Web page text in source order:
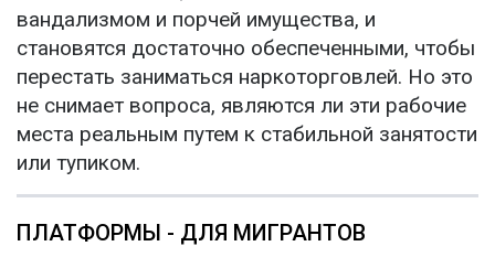
вандализмом и порчей имущества, и
становятся достаточно обеспеченными, чтобы
перестать заниматься наркоторговлей. Но это
не снимает вопроса, являются ли эти рабочие
места реальным путем к стабильной занятости
или тупиком.
ПЛАТФОРМЫ - ДЛЯ МИГРАНТОВ